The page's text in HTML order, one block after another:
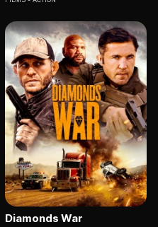
Diamonds War